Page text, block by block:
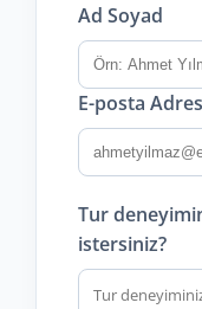
Ad Soyad
E-posta
Tur
istersiniz?